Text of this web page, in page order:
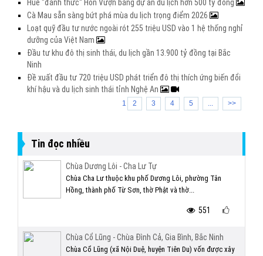
Huế "đánh thức" Hòn Vượn bằng dự án du lịch hơn 500 tỷ đồng
Cà Mau sẵn sàng bứt phá mùa du lịch trọng điểm 2026
Loạt quỹ đầu tư nước ngoài rót 255 triệu USD vào 1 hệ thống nghỉ
dưỡng của Việt Nam
Đầu tư khu đô thị sinh thái, du lịch gần 13.900 tỷ đồng tại Bắc
Ninh
Đề xuất đầu tư 720 triệu USD phát triển đô thị thích ứng biến đổi
khí hậu và du lịch sinh thái tỉnh Nghệ An
1 2 3 4 5 ... >>
Tin đọc nhiều
Chùa Dương Lôi - Cha Lư Tự
Chùa Cha Lư thuộc khu phố Dương Lôi, phường Tân
Hồng, thành phố Từ Sơn, thờ Phật và thờ...
551
Chùa Cổ Lũng - Chùa Đình Cả, Gia Bình, Bắc Ninh
Chùa Cổ Lũng (xã Nội Duệ, huyện Tiên Du) vốn được xây